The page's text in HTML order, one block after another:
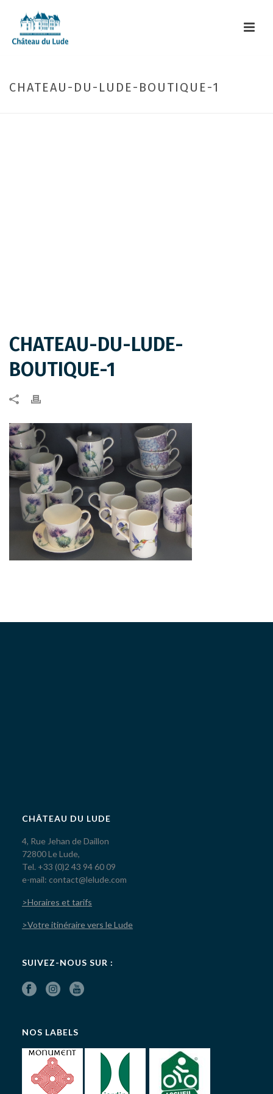
CHATEAU-DU-LUDE-BOUTIQUE-1
CHATEAU-DU-LUDE-
BOUTIQUE-1
CHÂTEAU DU LUDE
4, Rue Jehan de Daillon
72800 Le Lude,
Tel. +33 (0)2 43 94 60 09
e-mail: contact@lelude.com
>Horaires et tarifs
>Votre itinéraire vers le Lude
SUIVEZ-NOUS SUR :
NOS LABELS